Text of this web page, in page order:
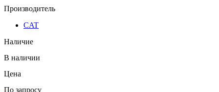
Производитель
CAT
Наличие
В наличии
Цена
По запросу